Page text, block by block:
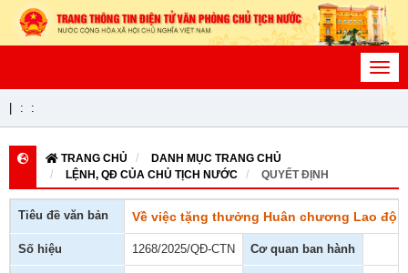
: :
TRANG CHỦ
DANH MỤC TRANG CHỦ
LỆNH, QĐ CỦA CHỦ TỊCH NƯỚC
QUYẾT ĐỊNH
Tiêu đề văn bản Về việc tặng thưởng Huân chương Lao
Số hiệu 1268/2025/QĐ-CTN Cơ quan ban hành